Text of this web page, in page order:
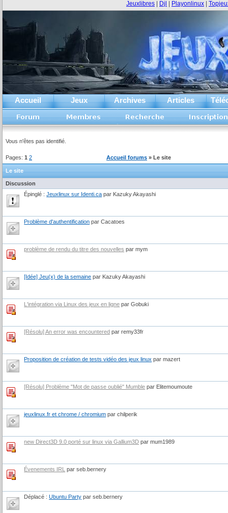
Accueil Jeux Archives Articles
Jeuxlibres Djl Playonlinux
Vous n'êtes pas identifié.
Pages: 1 2 Accueil forums » Le site
Le site
Discussion
Épinglé :Jeuxlinux sur Identi.ca par Kazuky Akayashi
Problème d'authentification par Cacatoes
problème de rendu du titre des nouvelles par mym
[Idée] Jeu(x) de la semaine par Kazuky Akayashi
L'intégration via Linux des jeux en ligne par Gobuki
[Résolu] An error was encountered par remy33fr
Proposition de création de tests vidéo des jeux linux par mazert
[Résolu] Problème "Mot de passe oublié" Mumble par Elitemoumoute
jeuxlinux.fr et chrome / chromium par chilperik
new Direct3D 9.0 porté sur linux via Gallium3D par mum1989
Évenements IRL par seb.bernery
Déplacé :Ubuntu Party par seb.bernery